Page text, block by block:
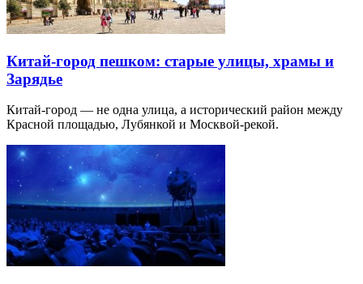
Китай-город пешком: старые улицы, храмы и
Зарядье
Китай-город — не одна улица, а исторический район между
Красной площадью, Лубянкой и Москвой-рекой.